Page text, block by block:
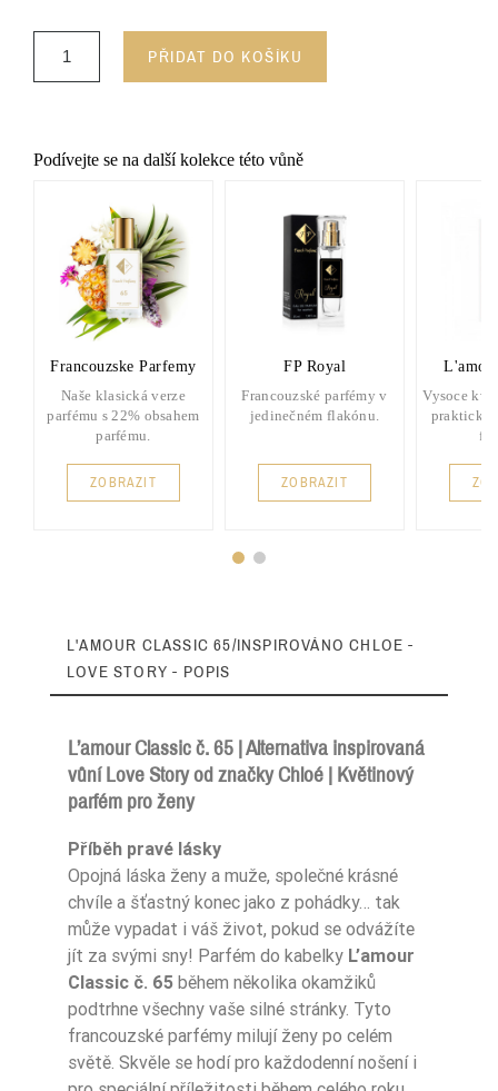
PŘIDAT DO KOŠÍKU
Podívejte se na další kolekce této vůně
Francouzske Parfemy
Naše klasická verze
parfému s 22% obsahem
parfému.
ZOBRAZIT
FP Royal
Francouzské parfémy v
jedinečném flakónu.
ZOBRAZIT
Vysoce
L'AMOUR CLASSIC 65/INSPIROVÁNO CHLOE -
LOVE STORY - POPIS
L’amour Classic č. 65 | Alternativa inspirovaná
vůní Love Story od značky Chloé | Květinový
parfém pro ženy
Příběh pravé lásky
Opojná láska ženy a muže, společné krásné
chvíle a šťastný konec jako z pohádky… tak
může vypadat i váš život, pokud se odvážíte
jít za svými sny! Parfém do kabelky L’amour
Classic č. 65 během několika okamžiků
podtrhne všechny vaše silné stránky. Tyto
francouzské parfémy milují ženy po celém
světě. Skvěle se hodí pro každodenní nošení i
Zaperfumowanie
Ean13 5902186918429